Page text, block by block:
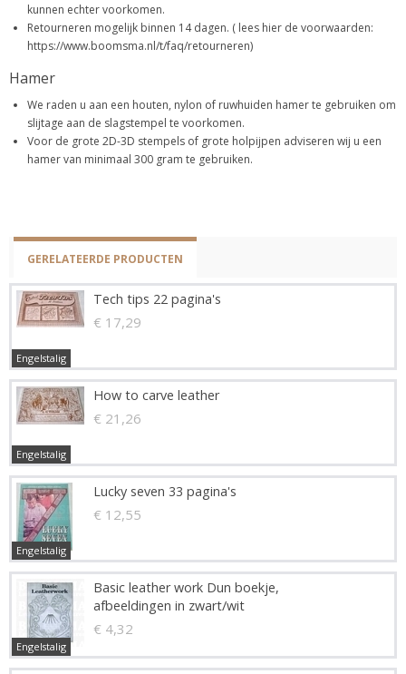
kunnen echter voorkomen.
Retourneren mogelijk binnen 14 dagen. ( lees hier de voorwaarden:
https://www.boomsma.nl/t/faq/retourneren)
Hamer
We raden u aan een houten, nylon of ruwhuiden hamer te gebruiken om
slijtage aan de slagstempel te voorkomen.
Voor de grote 2D-3D stempels of grote holpijpen adviseren wij u een
hamer van minimaal 300 gram te gebruiken.
GERELATEERDE PRODUCTEN
Tech tips 22 pagina's
€ 17,29
Engelstalig
How to carve leather
€ 21,26
Engelstalig
Lucky seven 33 pagina's
€ 12,55
Engelstalig
Basic leather work Dun boekje,
afbeeldingen in zwart/wit
€ 4,32
Engelstalig